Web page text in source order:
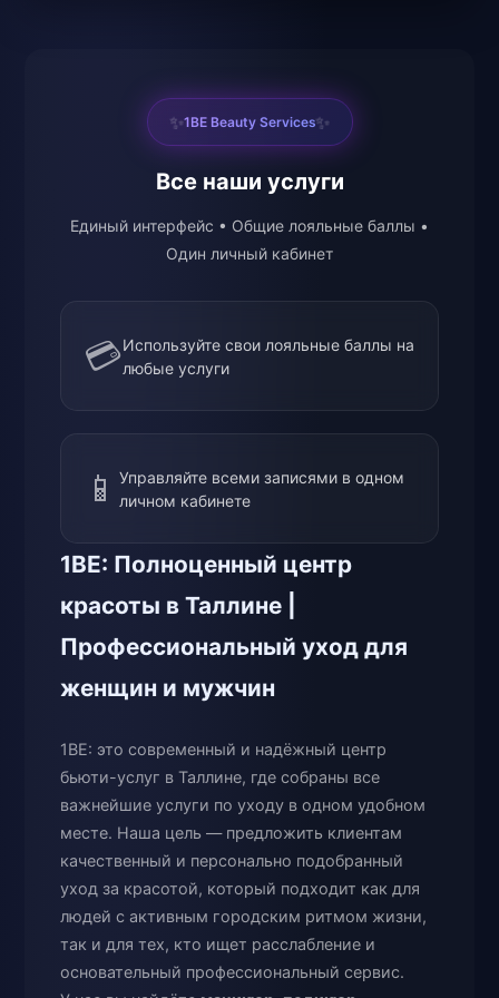
✨1BE Beauty Services✨
Все наши услуги
Единый интерфейс • Общие лояльные баллы •
Один личный кабинет
💳Используйте свои лояльные баллы на
любые услуги
📱
Управляйте всеми записями в одном
личном кабинете
1BE: Полноценный центр
красоты в Таллине |
Профессиональный уход для
женщин и мужчин
1BE: это современный и надёжный центр
бьюти-услуг в Таллине, где собраны все
важнейшие услуги по уходу в одном удобном
месте. Наша цель — предложить клиентам
качественный и персонально подобранный
уход за красотой, который подходит как для
людей с активным городским ритмом жизни,
так и для тех, кто ищет расслабление и
основательный профессиональный сервис.